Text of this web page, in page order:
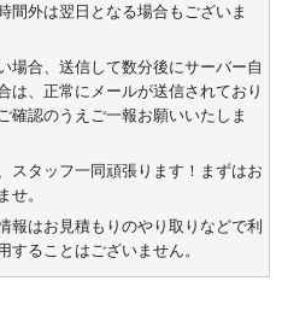
間外は翌日となる場合もございま
場合、送信して数分後にサーバー自
は、正常にメールが送信されており
確認のうえご一報お願いいたしま
スタッフ一同頑張ります！まずはお
せ。
報はお見積もりのやり取りなどで利
することはございません。